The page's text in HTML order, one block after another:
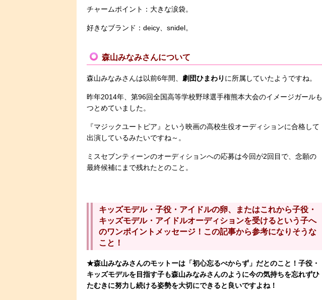
チャームポイント：大きな涙袋。
好きなブランド：deicy、snidel。
森山みなみさんについて
森山みなみさんは以前6年間、 劇団ひまわり に所属していたようですね。
昨年2014年、第96回全国高等学校野球選手権熊本大会のイメージガールも
つとめていました。
『マジックユートピア』という映画の高校生役オーディションに合格して
出演しているみたいですね～。
ミスセブンティーンのオーディションへの応募は今回が2回目で、念願の
最終候補にまで残れたとのこと。
キッズモデル・子役・アイドルの卵、またはこれから子役・
キッズモデル・アイドルオーディションを受けるという子へ
のワンポイントメッセージ！この記事から参考になりそうな
こと！
★森山みなみさんのモットーは「初心忘るべからず」だとのこと！子役・
キッズモデルを目指す子も森山みなみさんのように今の気持ちを忘れずひ
たむきに努力し続ける姿勢を大切にできると良いですよね！